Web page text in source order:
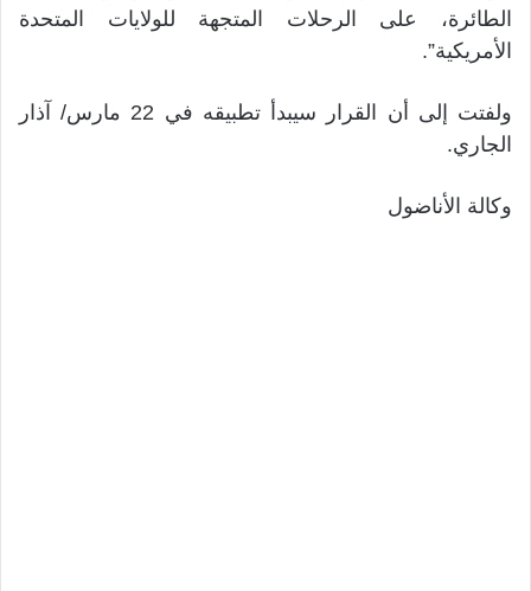
الطائرة، على الرحلات المتجهة للولايات المتحدة
الأمريكية”.
ولفتت إلى أن القرار سيبدأ تطبيقه في 22 مارس/ آذار
الجاري.
وكالة الأناضول